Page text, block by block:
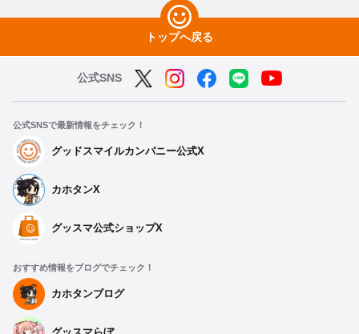
トップへ戻る
公式SNS
公式SNSで最新情報をチェック！
グッドスマイルカンパニー公式X
カホタンX
グッスマ公式ショップX
おすすめ情報をブログでチェック！
カホタンブログ